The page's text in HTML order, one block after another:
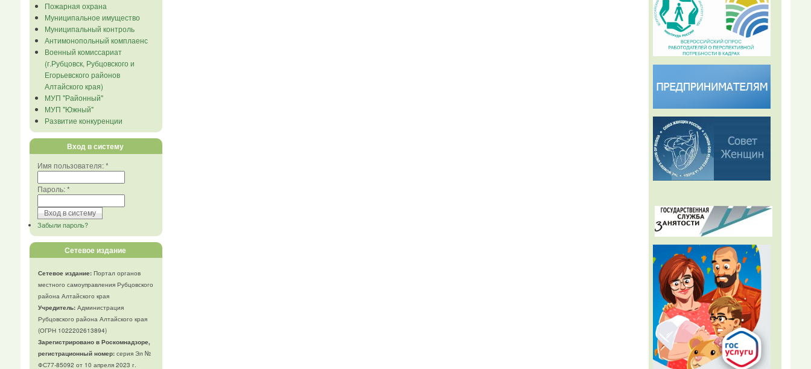
Пожарная охрана
Муниципальное имущество
Муниципальный контроль
Антимонопольный комплаенс
Военный комиссариат
(г.Рубцовск, Рубцовского и
Егорьевского районов
Алтайского края)
МУП "Районный"
МУП "Южный"
Развитие конкуренции
Вход в систему
Имя пользователя:*
Пароль:*
Забыли пароль?
Сетевое издание
Сетевое издание:Портал органов
местного самоуправления Рубцовского
района Алтайского края
Учредитель:Администрация
Рубцовского района Алтайского края
(ОГРН 1022202613894)
Зарегистрировано в Роскомнадзоре,
регистрационный номер:серия Эл №
ФС77-85092 от 10 апреля 2023 г.